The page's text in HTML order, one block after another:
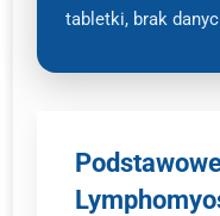
tabletki, brak